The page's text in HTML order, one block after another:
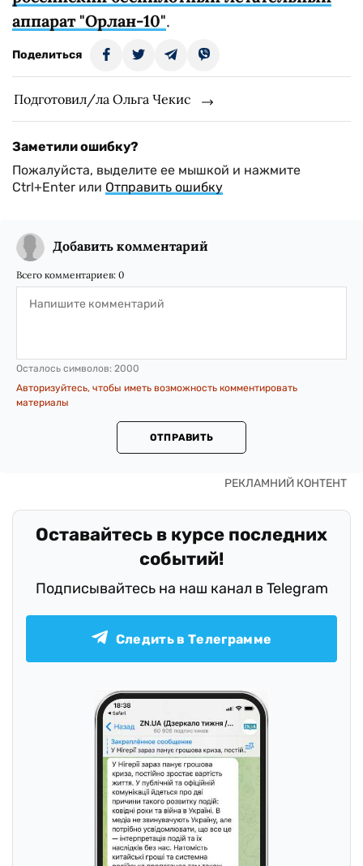
аппарат "Орлан-10".
Поделиться
Подготовил/ла Ольга Чекис
Заметили ошибку?
Пожалуйста, выделите ее мышкой и нажмите
Ctrl+Enter или Отправить ошибку
Добавить комментарий
Всего комментариев: 0
Осталось символов: 2000
Авторизуйтесь, чтобы иметь возможность комментировать
материалы
ОТПРАВИТЬ
Оставайтесь в курсе последних
событий!
Подписывайтесь на наш канал в Telegram
Следить в Телеграмме